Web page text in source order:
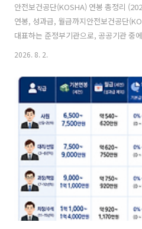
안전보건공단(KOSHA) 연봉 총정리
연봉, 성과급, 월급까지안전보건공단
대표하는 준정부기관으로, 공공기관 중
수한 기관으로 평가받습니다.특히 산업
간 대기업 안전보건팀으로 이직하는 사
는 실제 공개자료와 현직자들의 공통적
급을 정리해보겠습니다.💵 신입사원 초
임은 약 4,110만 원입니다.여기에는✅
어 있으며, 경영평가 성과급은 해당 연
금액입니다.실제 입..
2026. 8. 2.